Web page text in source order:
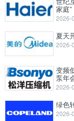
家庭”
2026-
夏天
2026-
变频
泵年
2026-
绿色
2026-